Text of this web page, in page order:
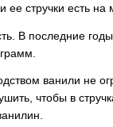
ее стручки есть на
В последние
ванили не
чтобы в